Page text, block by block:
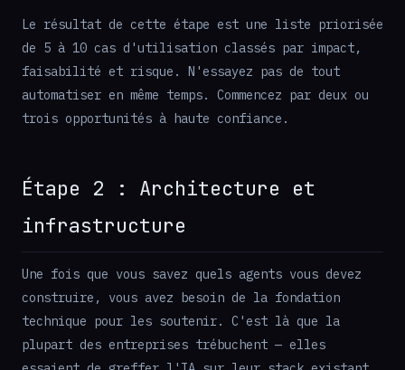
Le résultat de cette étape est une liste priorisée
de 5 à 10 cas d'utilisation classés par impact,
faisabilité et risque. N'essayez pas de tout
automatiser en même temps. Commencez par deux ou
trois opportunités à haute confiance.
Étape 2 : Architecture et
infrastructure
Une fois que vous savez quels agents vous devez
construire, vous avez besoin de la fondation
technique pour les soutenir. C'est là que la
plupart des entreprises trébuchent — elles